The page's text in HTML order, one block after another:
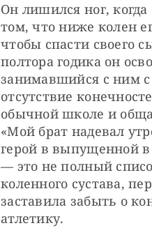
Он лишился ног,
том, что ниже колен
чтобы спасти своего
полтора годика он
занимавшийся с ним с
отсутствие
обычной школе и
«Мой брат надевал
герой в выпущенной в
— это не полный
коленного сустава,
заставила забыть о
атлетику.